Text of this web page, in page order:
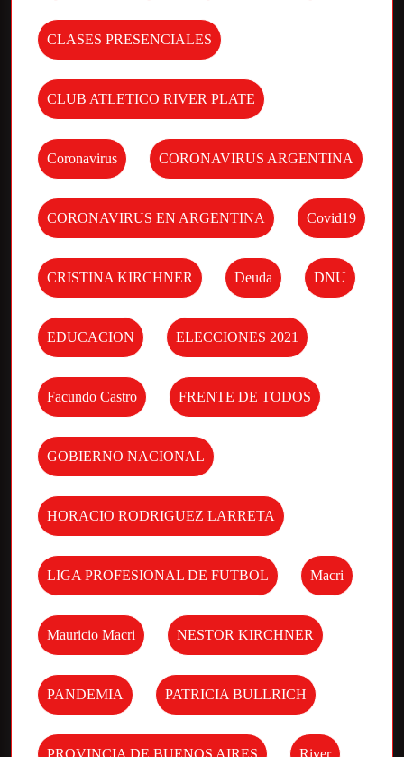
CLASES PRESENCIALES
CLUB ATLETICO RIVER PLATE
Coronavirus CORONAVIRUS ARGENTINA
CORONAVIRUS EN ARGENTINA Covid19
CRISTINA KIRCHNER Deuda DNU
EDUCACION ELECCIONES 2021
Facundo Castro FRENTE DE TODOS
GOBIERNO NACIONAL
HORACIO RODRIGUEZ LARRETA
LIGA PROFESIONAL DE FUTBOL Macri
Mauricio Macri NESTOR KIRCHNER
PANDEMIA PATRICIA BULLRICH
PROVINCIA DE BUENOS AIRES River